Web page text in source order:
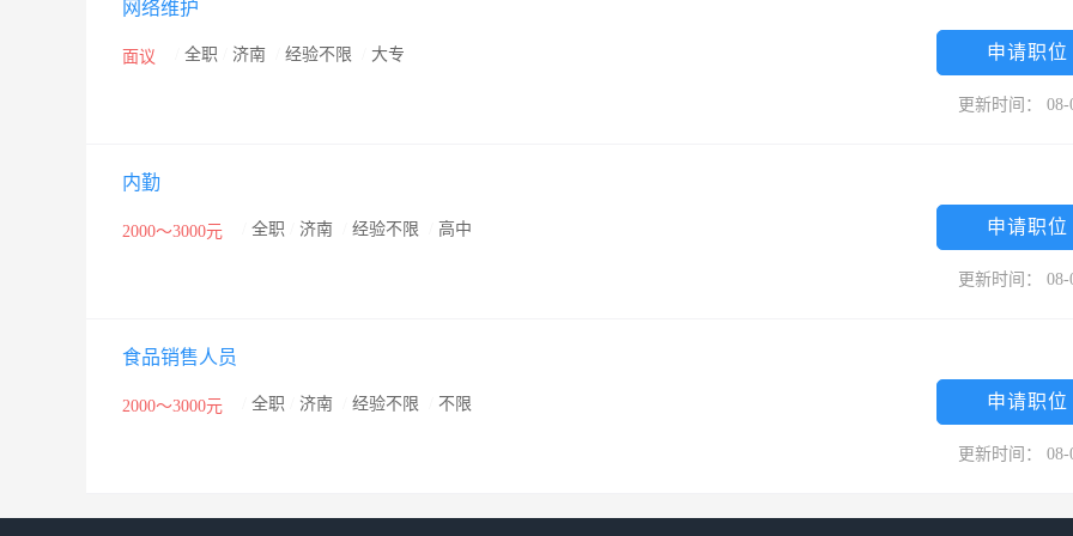
网络维护
面议 全职 济南 经验不限 大专 申请职位
更新时间： 08-
内勤
2000～3000元 全职 济南 经验不限 高中 申请职位
更新时间： 08-
食品销售人员
2000～3000元 全职 济南 经验不限 不限 申请职位
更新时间： 08-